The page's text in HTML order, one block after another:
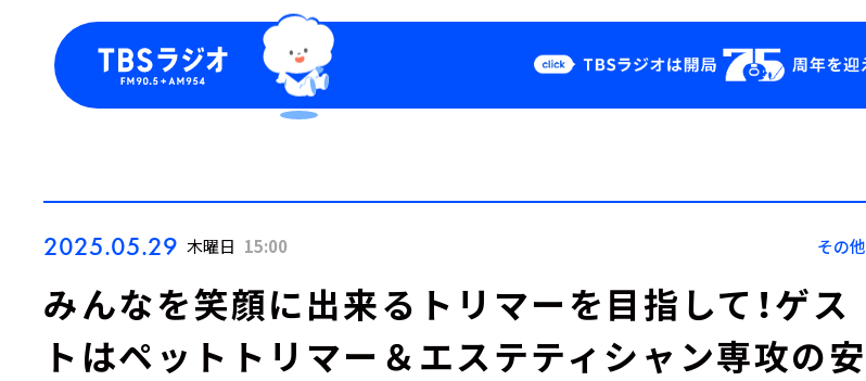
Podcast
YouTube
2025.05.29 木曜日 15:00 その他
みんなを笑顔に出来るトリマーを目指して！ゲス
トはペットトリマー＆エステティシャン専攻の安